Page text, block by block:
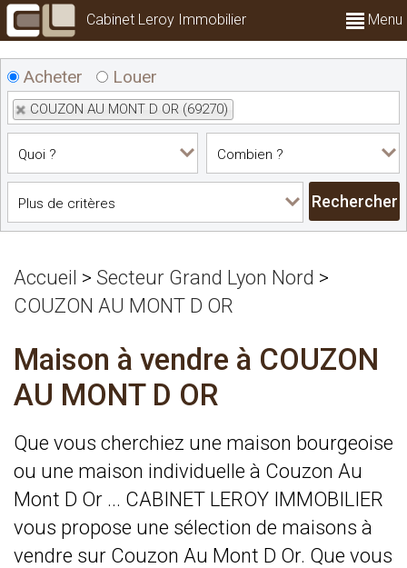
Cabinet Leroy Immobilier Menu
Acheter Louer
COUZON AU MONT D OR (69270)
Accueil > Secteur Grand Lyon Nord >
COUZON AU MONT D OR
Maison à vendre à COUZON
AU MONT D OR
Que vous cherchiez une maison bourgeoise
ou une maison individuelle à Couzon Au
Mont D Or ... CABINET LEROY IMMOBILIER
vous propose une sélection de maisons à
vendre sur Couzon Au Mont D Or. Que vous